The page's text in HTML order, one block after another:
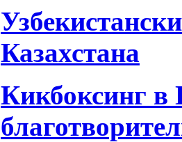
Казахстана
Кикбоксинг в